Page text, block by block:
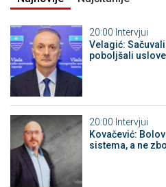
20:00 Intervjui
Velagić:
poboljšali
20:00 Intervjui
Kovačević:
sistema, a ne